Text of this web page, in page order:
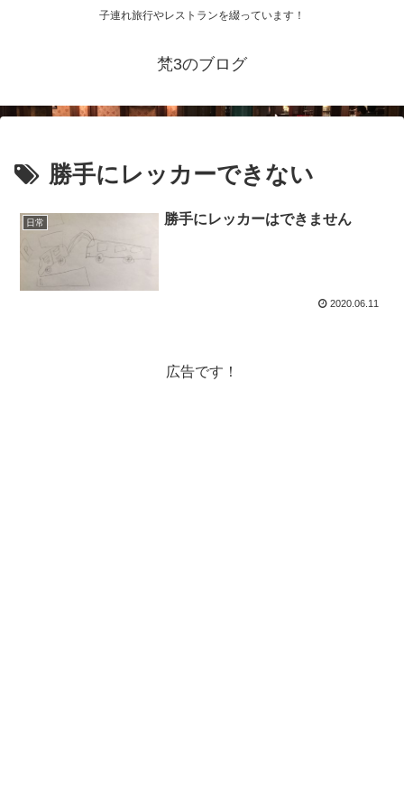
子連れ旅行やレストランを綴っています！
梵3のブログ
勝手にレッカーできない
日常 勝手にレッカーはできません
2020.06.11
広告です！